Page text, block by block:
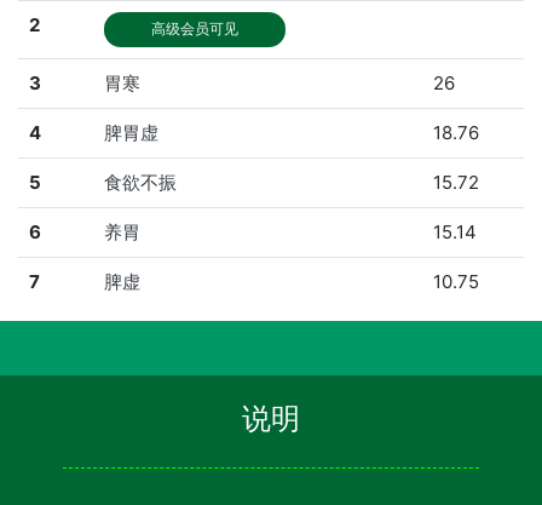
2 高级会员可见
3 胃寒 26
4 脾胃虚 18.76
5 食欲不振 15.72
6 养胃 15.14
7 脾虚 10.75
说明